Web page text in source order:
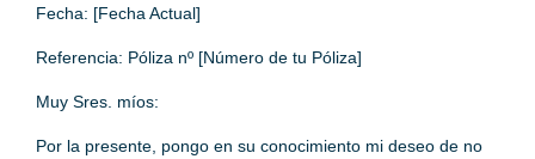
Fecha: [Fecha Actual]
Referencia: Póliza nº [Número de tu Póliza]
Muy Sres. míos:
Por la presente, pongo en su conocimiento mi deseo de no